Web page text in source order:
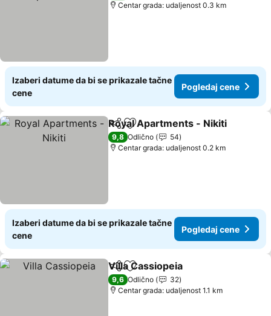
Centar grada: udaljenost 0.3 km
Izaberi datume da bi se prikazale tačne
cene
Pogledaj cene
Deli Dodati u favorite
Royal Apartments - Nikiti
9,8 Odlično
54
Centar grada: udaljenost 0.2 km
Izaberi datume da bi se prikazale tačne
cene
Pogledaj cene
Deli Dodati u favorite
Villa Cassiopeia
9,6 Odlično
32
Centar grada: udaljenost 1.1 km